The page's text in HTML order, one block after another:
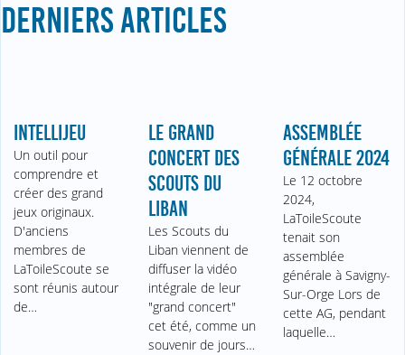
DERNIERS ARTICLES
INTELLIJEU
Un outil pour
comprendre et
créer des grand
jeux originaux.
D'anciens
membres de
LaToileScoute se
sont réunis autour
de…
LE GRAND
CONCERT DES
SCOUTS DU
LIBAN
Les Scouts du
Liban viennent de
diffuser la vidéo
intégrale de leur
"grand concert"
cet été, comme un
souvenir de jours…
ASSEMBLÉE
GÉNÉRALE 2024
Le 12 octobre
2024,
LaToileScoute
tenait son
assemblée
générale à Savigny-
Sur-Orge Lors de
cette AG, pendant
laquelle…